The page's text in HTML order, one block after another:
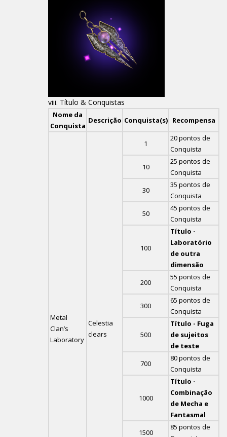
Título & Conquistas
Nome da
Conquista
Descrição Conquista(s) Recompensa
Metal
Clan’s
Laboratory
Celestia
clears
1
20 pontos de
Conquista
10
25 pontos de
Conquista
30
35 pontos de
Conquista
50
45 pontos de
Conquista
100
Título -
Laboratório
de outra
dimensão
200
55 pontos de
Conquista
300
65 pontos de
Conquista
500
Título - Fuga
de sujeitos
de teste
700
80 pontos de
Conquista
1000
Título -
Combinação
de Mecha e
Fantasmal
1500
85 pontos de